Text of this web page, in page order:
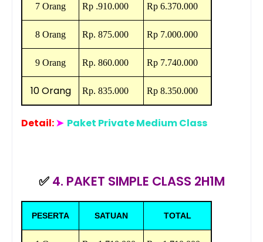
7 Orang Rp .910.000 Rp 6.370.000
8 Orang Rp. 875.000 Rp 7.000.000
9 Orang Rp. 860.000 Rp 7.740.000
10 Orang Rp. 835.000 Rp 8.350.000
Detail:➤ Paket Private Medium Class
✅ 4. PAKET SIMPLE CLASS 2H1M
PESERTA SATUAN TOTAL